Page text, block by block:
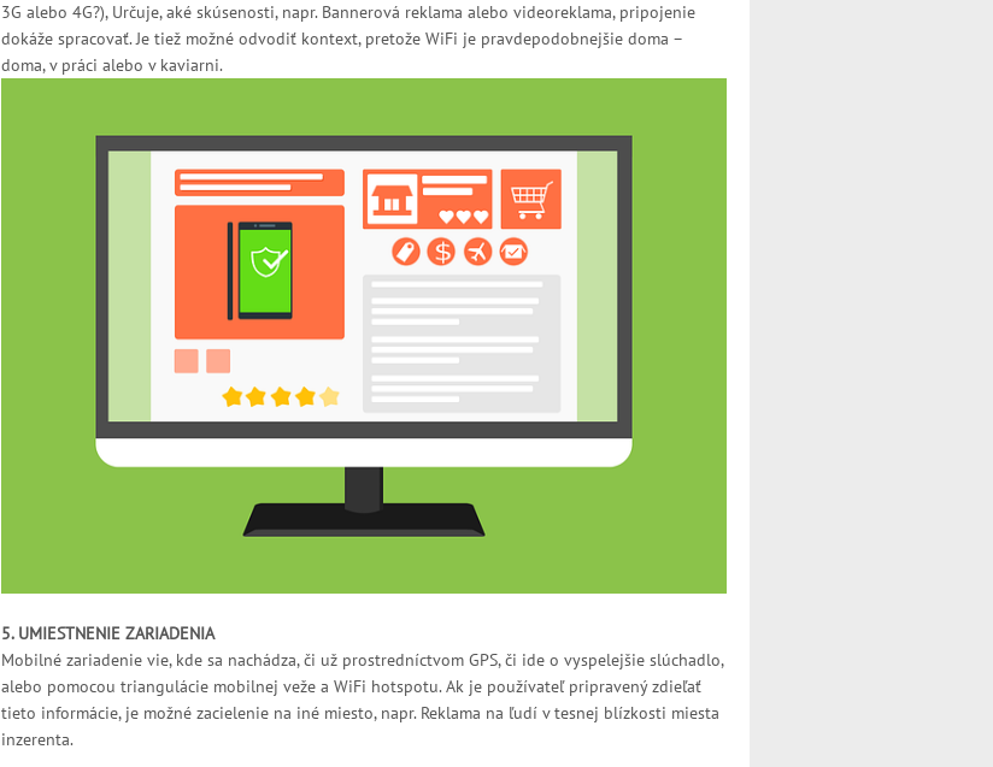
3G alebo 4G?), Určuje, aké skúsenosti, napr. Bannerová reklama alebo videoreklama, pripojenie
dokáže spracovať. Je tiež možné odvodiť kontext, pretože WiFi je pravdepodobnejšie doma –
doma, v práci alebo v kaviarni.
5. UMIESTNENIE ZARIADENIA
Mobilné zariadenie vie, kde sa nachádza, či už prostredníctvom GPS, či ide o vyspelejšie slúchadlo,
alebo pomocou triangulácie mobilnej veže a WiFi hotspotu. Ak je používateľ pripravený zdieľať
tieto informácie, je možné zacielenie na iné miesto, napr. Reklama na ľudí v tesnej blízkosti miesta
inzerenta.